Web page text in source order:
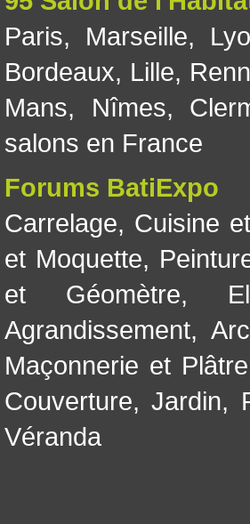
Paris, Marseille,
Bordeaux, Lille,
Mans, Nîmes,
salons en France
Forums BatiExpo
Carrelage, Cuisine
et Moquette,
et Géomètre,
Agrandissement,
Maçonnerie et
Couverture,Jardin,
Véranda